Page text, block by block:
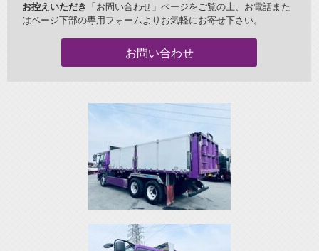
お控えいただき 「お問い合わせ」ページをご覧の上、お電話また
はページ下部の専用フォームよりお気軽にお寄せ下さい。
お問い合わせ